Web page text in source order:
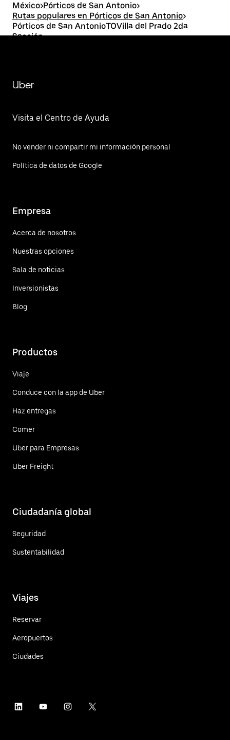
México>Pórticos de San Antonio>
Rutas populares en Pórticos de San Antonio>
Pórticos de San AntonioTOVilla del Prado 2da
Sección
Uber
Visita el Centro de Ayuda
No vender ni compartir mi información personal
Política de datos de Google
Empresa
Acerca de nosotros
Nuestras opciones
Sala de noticias
Inversionistas
Blog
Productos
Viaje
Conduce con la app de Uber
Haz entregas
Comer
Uber para Empresas
Uber Freight
Ciudadanía global
Seguridad
Sustentabilidad
Viajes
Reservar
Aeropuertos
Ciudades